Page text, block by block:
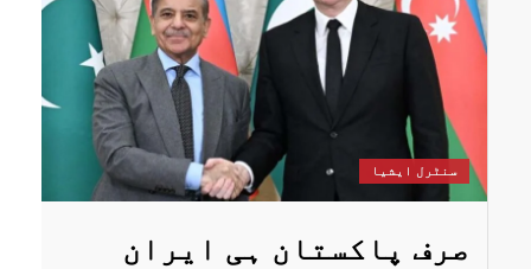
سنٹرل ایشیا
صرف پاکستان ہی ایران